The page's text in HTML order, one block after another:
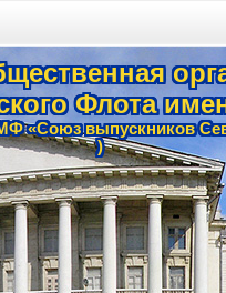
Флота
«Союз выпускников
)